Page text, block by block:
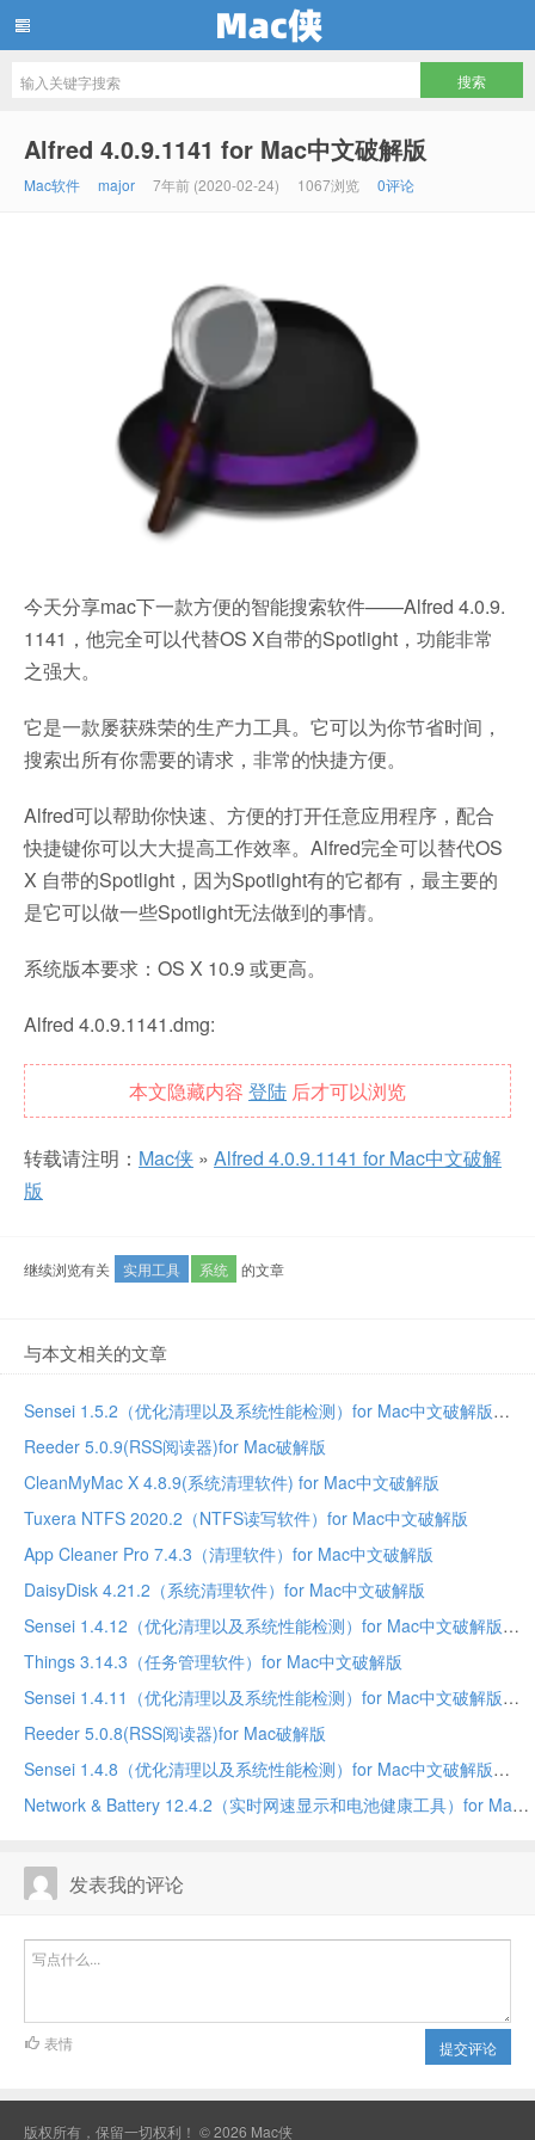
Alfred 4.0.9.1141 for Mac中文破解版
Mac软件 major 7年前 (2020-02-24) 1067浏览 0评论
今天分享mac下一款方便的智能搜索软件——Alfred 4.0.9.
1141，他完全可以代替OS X自带的Spotlight，功能非常
之强大。
它是一款屡获殊荣的生产力工具。它可以为你节省时间，
搜索出所有你需要的请求，非常的快捷方便。
Alfred可以帮助你快速、方便的打开任意应用程序，配合
快捷键你可以大大提高工作效率。Alfred完全可以替代OS
X 自带的Spotlight，因为Spotlight有的它都有，最主要的
是它可以做一些Spotlight无法做到的事情。
系统版本要求：OS X 10.9 或更高。
Alfred 4.0.9.1141.dmg:
本文隐藏内容 登陆 后才可以浏览
转载请注明： Mac侠 » Alfred 4.0.9.1141 for Mac中文破解
版
继续浏览有关 实用工具 系统 的文章
与本文相关的文章
Sensei 1.5.2（优化清理以及系统性能检测）for Mac中文破解版
Reeder 5.0.9(RSS阅读器)for Mac破解版
CleanMyMac X 4.8.9(系统清理软件) for Mac中文破解版
Tuxera NTFS 2020.2（NTFS读写软件）for Mac中文破解版
App Cleaner Pro 7.4.3（清理软件）for Mac中文破解版
DaisyDisk 4.21.2（系统清理软件）for Mac中文破解版
Sensei 1.4.12（优化清理以及系统性能检测）for Mac中文破解版
Things 3.14.3（任务管理软件）for Mac中文破解版
Sensei 1.4.11（优化清理以及系统性能检测）for Mac中文破解版
Reeder 5.0.8(RSS阅读器)for Mac破解版
Sensei 1.4.8（优化清理以及系统性能检测）for Mac中文破解版
Network & Battery 12.4.2（实时网速显示和电池健康工具）for Mac中文破解版
发表我的评论
提交评论
表情
版权所有，保留一切权利！ © 2026 Mac侠